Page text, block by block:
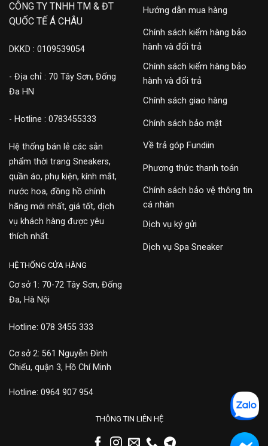
CÔNG TY TNHH TM & ĐT
QUỐC TẾ Á CHÂU
DKKD : 0109539054
- Địa chỉ : 70 Tây Sơn, Đống
Đa HN
- Hotline : 0783455333
Hệ thống bán lẻ các sản
phẩm thời trang Sneakers,
quần áo, phụ kiện, kính mắt,
nước hoa, đồng hồ chính
hãng mới nhất, giá tốt, dịch
vụ khách hàng được yêu
thích nhất.
Hướng dẫn mua hàng
Chính sách kiểm hàng bảo
hành và đổi trả
Chính sách kiểm hàng bảo
hành và đổi trả
Chính sách giao hàng
Chính sách bảo mật
Về trả góp Fundiin
Phương thức thanh toán
Chính sách bảo vệ thông tin
cá nhân
Dịch vụ ký gửi
Dịch vụ Spa Sneaker
HỆ THỐNG CỬA HÀNG
Cơ sở 1: 70-72 Tây Sơn, Đống
Đa, Hà Nội
Hotline: 078 3455 333
Cơ sở 2: 561 Nguyễn Đình
Chiểu, quận 3, Hồ Chí Minh
Hotline: 0964 907 954
THÔNG TIN LIÊN HỆ